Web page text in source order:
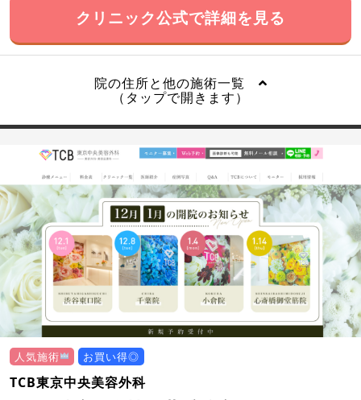
クリニック公式で詳細を見る
院の住所と他の施術一覧
（タップで開きます）
人気施術 お買い得◎
TCB東京中央美容外科